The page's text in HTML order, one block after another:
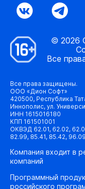
© 2026
Все
Все права защищены.
ООО «Дион Софт»
420500, Республика
Иннополис, ул.
ИНН 1615016180
КПП 161501001
ОКВЭД 62.01, 62.02,
82.99, 85.41, 85.42, 96.09
Компания входит в
компаний
Программный
российского